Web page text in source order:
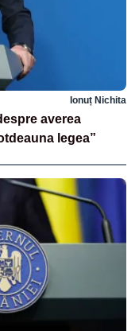
Ionuț Nichita
averea
legea”